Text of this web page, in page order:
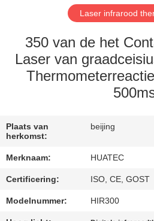
CONTACTEER
VERZOEK
OM EEN
SITEMAP
Laser infrarood
350 van de het
Laser van
Plaats van
herkomst:
beijing
Merknaam: HUATEC
Certificering: ISO, CE, GOST
Modelnummer: HIR300